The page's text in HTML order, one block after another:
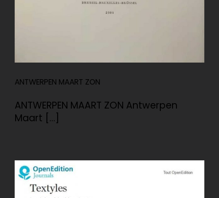
ANTWERPEN MAART ZON
ANTWERPEN MAART ZON Antwerpen
Maart [...]